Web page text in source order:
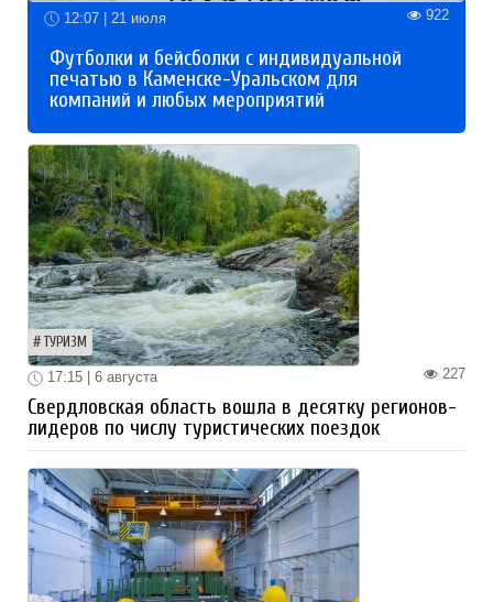
12:07 | 21 июля 922
Футболки и бейсболки с индивидуальной
печатью в Каменске-Уральском для
компаний и любых мероприятий
ТУРИЗМ
227
17:15 | 6 августа
Свердловская область вошла в десятку регионов-
лидеров по числу туристических поездок